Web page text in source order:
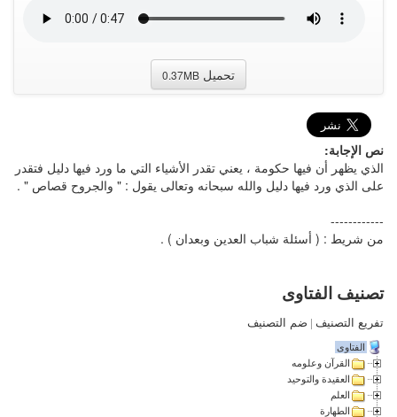
تحميل 0.37MB
نص الإجابة:
الذي يظهر أن فيها حكومة ، يعني تقدر الأشياء التي ما ورد فيها دليل فتقدر
على الذي ورد فيها دليل والله سبحانه وتعالى يقول : " والجروح قصاص " .
------------
من شريط : ( أسئلة شباب العدين وبعدان ) .
تصنيف الفتاوى
تفريع التصنيف | ضم التصنيف
الفتاوى
القرآن وعلومه
العقيدة والتوحيد
العلم
الطهارة